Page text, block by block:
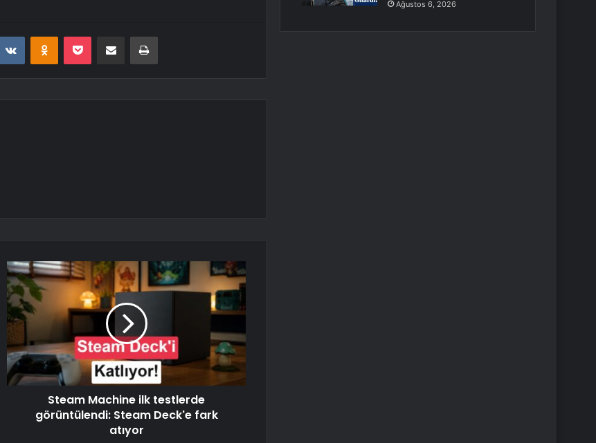
VKontakteOdnoklassniki
Pocket E-Posta ile paylaş Yazdır
Steam Machine ilk testlerde
görüntülendi: Steam Deck'e fark
atıyor
Ağustos 6, 2026